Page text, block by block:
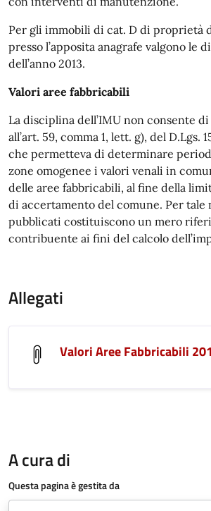
Per gli immobili di cat. D di proprietà
presso l’apposita anagrafe valgono le
dell’anno 2013.
Valori aree fabbricabili
La disciplina dell’IMU non consente
all’art. 59, comma 1, lett. g), del D.Lgs.
che permetteva di determinare
zone omogenee i valori venali in
delle aree fabbricabili, al fine della
di accertamento del comune. Per tale
pubblicati costituiscono un mero
contribuente ai fini del calcolo
Allegati
Valori Aree Fabbricabili
A cura di
Questa pagina è gestita da